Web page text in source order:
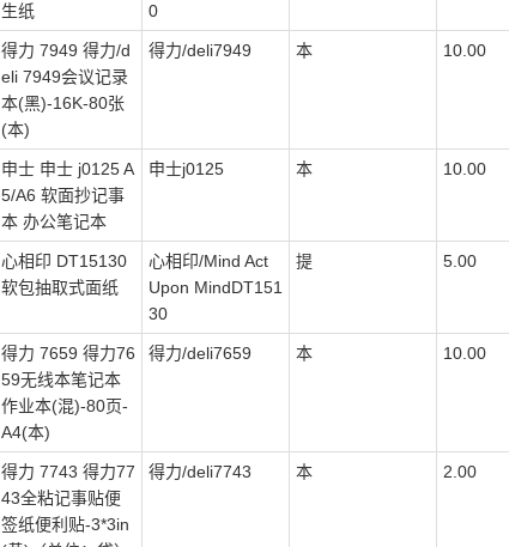
生纸
0
得力 7949 得力/d
eli 7949会议记录
本(黑)-16K-80张
(本)
得力/deli7949 本 10.00
申士 申士 j0125 A
5/A6 软面抄记事
本 办公笔记本
申士j0125 本 10.00
心相印 DT15130
软包抽取式面纸
心相印/Mind Act
Upon MindDT151
30
提 5.00
得力 7659 得力76
59无线本笔记本
作业本(混)-80页-
A4(本)
得力/deli7659 本 10.00
得力 7743 得力77
43全粘记事贴便
签纸便利贴-3*3in
得力/deli7743 本 2.00